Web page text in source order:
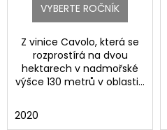
VYBERTE ROČNÍK
Z vinice Cavolo, která se
rozprostírá na dvou
hektarech v nadmořské
výšce 130 metrů v oblasti...
2020